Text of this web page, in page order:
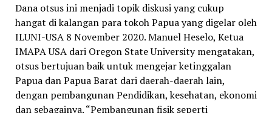
Dana otsus ini menjadi topik diskusi yang cukup
hangat di kalangan para tokoh Papua yang digelar oleh
ILUNI-USA 8 November 2020. Manuel Heselo, Ketua
IMAPA USA dari Oregon State University mengatakan,
otsus bertujuan baik untuk mengejar ketinggalan
Papua dan Papua Barat dari daerah-daerah lain,
dengan pembangunan Pendidikan, kesehatan, ekonomi
dan sebagainya. “Pembangunan fisik seperti